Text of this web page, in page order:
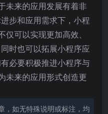
未来的应用发展有着非
步和应用需求下，小程
可以实现更加高效、
时也可以拓展小程序应
必要积极推进小程序与
未来的应用形式创造更
，如无特殊说明或标注，均